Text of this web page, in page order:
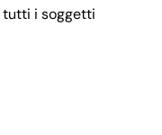
tutti i soggetti